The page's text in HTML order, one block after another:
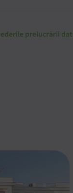
prelucrării